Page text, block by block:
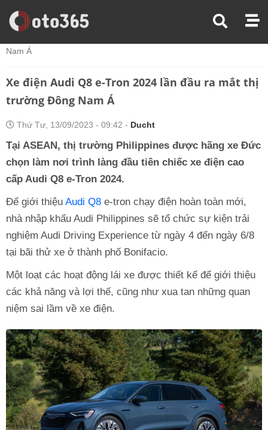
Trang Chủ
Xe Điện
Nam Á
Xe điện Audi Q8 e-Tron 2024 lần đầu ra mắt thị
trường Đông Nam Á
Thứ Tư, 13/09/2023 - 09:42 - Ducht
Tại ASEAN, thị trường Philippines được hãng xe Đức
chọn làm nơi trình làng đầu tiên chiếc xe điện cao
cấp Audi Q8 e-Tron 2024.
Để giới thiệu Audi Q8 e-tron chạy điện hoàn toàn mới,
nhà nhập khẩu Audi Philippines sẽ tổ chức sự kiện trải
nghiệm Audi Driving Experience từ ngày 4 đến ngày 6/8
tại bãi thử xe ở thành phố Bonifacio.
Một loạt các hoạt động lái xe được thiết kế để giới thiệu
các khả năng và lợi thế, cũng như xua tan những quan
niệm sai lầm về xe điện.